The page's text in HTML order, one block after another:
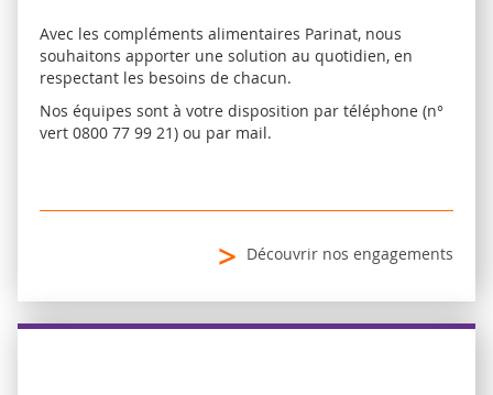
Avec les compléments alimentaires Parinat, nous
souhaitons apporter une solution au quotidien, en
respectant les besoins de chacun.
Nos équipes sont à votre disposition par téléphone (n°
vert 0800 77 99 21) ou par mail.
> Découvrir nos engagements